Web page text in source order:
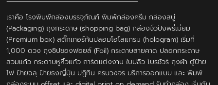
เราคือ โรงพิมพ์กล่องบรรจุภัณฑ์ พิมพ์กล่องครีม กล่องสบู่
(Packaging) ถุงกระดาษ (shopping bag) กล่องจั่วปังพรี่เมี่ยม
(Premium box) สติ๊กเกอร์กันปลอมโฮโลแกรม (hologram) เริ่มที่
1,000 ดวง ถุงซิปซองฟอยล์ (Foil) กระดาษสายคาด ปลอกกระดาษ
สวมแก้ว กระดาษหูหิ้วแก้ว การ์ดแต่งงาน ใบปลิว โบรชัวร์ ถุงผ้า ตู้ป้าย
ไฟ ป้ายฉลุ ป้ายธงญี่ปุ่น ปฎิทิน ครบวงจร บริการออกแบบ และ พิมพ์